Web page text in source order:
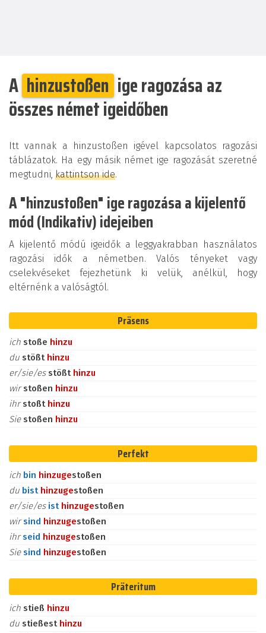
A hinzustoßen ige ragozása az
összes német igeidőben
Itt vannak a hinzustoßen igével kapcsolatos ragozási
táblázatok. Ha egy másik német ige ragozását szeretné
megtudni, kattintson ide.
A "hinzustoßen" ige ragozása a kijelentő
mód (Indikativ) idejeiben
A kijelentő módú igeidők a leggyakrabban használatos
ragozási idők a németben. Valós tényeket vagy
cselekvéseket fejezhetünk ki velük, anélkül, hogy
eltérnénk a valóságtól.
Präsens
ich stoße hinzu
du stößt hinzu
er/sie/es stößt hinzu
wirstoßen hinzu
ihrstoßt hinzu
Sie stoßen hinzu
Perfekt
ich bin hinzugestoßen
du bist hinzugestoßen
er/sie/es ist hinzugestoßen
wirsind hinzugestoßen
ihrseid hinzugestoßen
Siesind hinzugestoßen
Präteritum
ich stieß hinzu
du stießest hinzu